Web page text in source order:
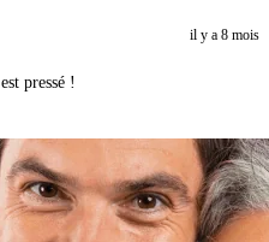
il y a 8 mois
pressé !